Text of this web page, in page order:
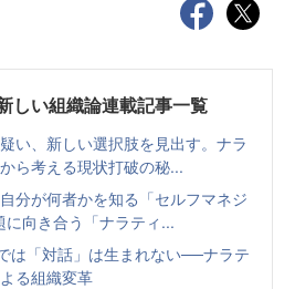
しい組織論連載記事一覧
い、新しい選択肢を見出す。ナラ
ら考える現状打破の秘...
分が何者かを知る「セルフマネジ
向き合う「ナラティ...
は「対話」は生まれない──ナラテ
る組織変革